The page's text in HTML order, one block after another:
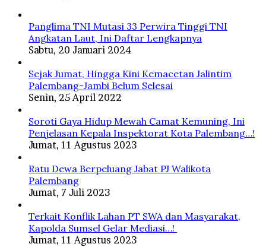
Panglima TNI Mutasi 33 Perwira Tinggi TNI
Angkatan Laut, Ini Daftar Lengkapnya
Sabtu, 20 Januari 2024
Sejak Jumat, Hingga Kini Kemacetan Jalintim
Palembang-Jambi Belum Selesai
Senin, 25 April 2022
Soroti Gaya Hidup Mewah Camat Kemuning, Ini
Penjelasan Kepala Inspektorat Kota Palembang…!
Jumat, 11 Agustus 2023
Ratu Dewa Berpeluang Jabat PJ Walikota
Palembang
Jumat, 7 Juli 2023
Terkait Konflik Lahan PT SWA dan Masyarakat,
Kapolda Sumsel Gelar Mediasi…!
Jumat, 11 Agustus 2023